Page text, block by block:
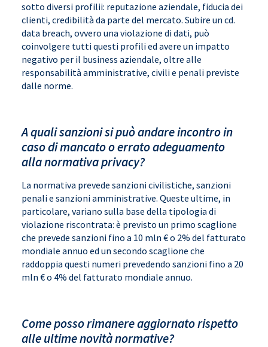
sotto diversi profilii: reputazione aziendale, fiducia dei
clienti, credibilità da parte del mercato. Subire un cd.
data breach, ovvero una violazione di dati, può
coinvolgere tutti questi profili ed avere un impatto
negativo per il business aziendale, oltre alle
responsabilità amministrative, civili e penali previste
dalle norme.
A quali sanzioni si può andare incontro in
caso di mancato o errato adeguamento
alla normativa privacy?
La normativa prevede sanzioni civilistiche, sanzioni
penali e sanzioni amministrative. Queste ultime, in
particolare, variano sulla base della tipologia di
violazione riscontrata: è previsto un primo scaglione
che prevede sanzioni fino a 10 mln € o 2% del fatturato
mondiale annuo ed un secondo scaglione che
raddoppia questi numeri prevedendo sanzioni fino a 20
mln € o 4% del fatturato mondiale annuo.
Come posso rimanere aggiornato rispetto
alle ultime novità normative?